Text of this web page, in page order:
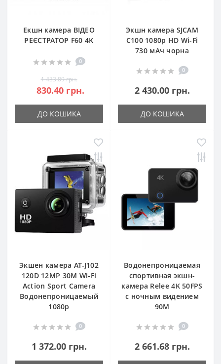
Екшн камера ВІДЕО
РЕЄСТРАТОР F60 4K
0
1 433.89 грн.
830.40 грн.
ДО КОШИКА
Экшн камера SJCAM
C100 1080p HD Wi-Fi
730 мАч чорна
0
2 430.00 грн.
ДО КОШИКА
Экшен камера АТ-J102
120D 12MP 30M Wi-Fi
Action Sport Camera
Водонепроницаемый
1080p
0
1 372.00 грн.
Водонепроницаемая
спортивная экшн-
камера Relee 4K 50FPS
с ночным видением
90М
0
2 661.68 грн.